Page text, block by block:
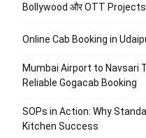
Bollywood और OTT Projects में
Online Cab Booking in
Mumbai Airport to Navsari
Reliable Gogacab Booking
SOPs in Action: Why
Kitchen Success